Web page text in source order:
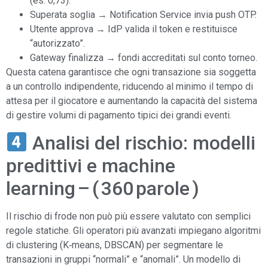
Superata soglia → Notification Service invia push OTP.
Utente approva → IdP valida il token e restituisce
“autorizzato”.
Gateway finalizza → fondi accreditati sul conto torneo.
Questa catena garantisce che ogni transazione sia soggetta
a un controllo indipendente, riducendo al minimo il tempo di
attesa per il giocatore e aumentando la capacità del sistema
di gestire volumi di pagamento tipici dei grandi eventi.
Analisi del rischio: modelli
predittivi e machine
learning – ( 360 parole )
Il rischio di frode non può più essere valutato con semplici
regole statiche. Gli operatori più avanzati impiegano algoritmi
di clustering (K‑means, DBSCAN) per segmentare le
transazioni in gruppi “normali” e “anomali”. Un modello di